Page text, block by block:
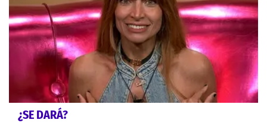
¿SE DARÁ?